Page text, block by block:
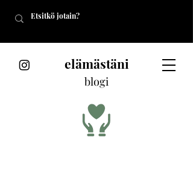
elämästäni
blogi